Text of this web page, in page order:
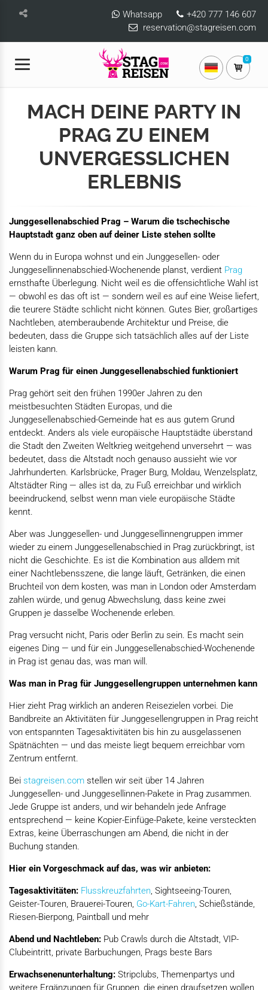
Whatsapp
+420 777 146 607
reservation@stagreisen.com
0
MACH DEINE PARTY IN
PRAG ZU EINEM
UNVERGESSLICHEN
ERLEBNIS
Junggesellenabschied Prag – Warum die tschechische
Hauptstadt ganz oben auf deiner Liste stehen sollte
Wenn du in Europa wohnst und ein Junggesellen- oder
Junggesellinnenabschied-Wochenende planst, verdient Prag
ernsthafte Überlegung. Nicht weil es die offensichtliche Wahl ist
— obwohl es das oft ist — sondern weil es auf eine Weise liefert,
die teurere Städte schlicht nicht können. Gutes Bier, großartiges
Nachtleben, atemberaubende Architektur und Preise, die
bedeuten, dass die Gruppe sich tatsächlich alles auf der Liste
leisten kann.
Warum Prag für einen Junggesellenabschied funktioniert
Prag gehört seit den frühen 1990er Jahren zu den
meistbesuchten Städten Europas, und die
Junggesellenabschied-Gemeinde hat es aus gutem Grund
entdeckt. Anders als viele europäische Hauptstädte überstand
die Stadt den Zweiten Weltkrieg weitgehend unversehrt — was
bedeutet, dass die Altstadt noch genauso aussieht wie vor
Jahrhunderten. Karlsbrücke, Prager Burg, Moldau, Wenzelsplatz,
Altstädter Ring — alles ist da, zu Fuß erreichbar und wirklich
beeindruckend, selbst wenn man viele europäische Städte
kennt.
Aber was Junggesellen- und Junggesellinnengruppen immer
wieder zu einem Junggesellenabschied in Prag zurückbringt, ist
nicht die Geschichte. Es ist die Kombination aus alldem mit
einer Nachtlebensszene, die lange läuft, Getränken, die einen
Bruchteil von dem kosten, was man in London oder Amsterdam
zahlen würde, und genug Abwechslung, dass keine zwei
Gruppen je dasselbe Wochenende erleben.
Prag versucht nicht, Paris oder Berlin zu sein. Es macht sein
eigenes Ding — und für ein Junggesellenabschied-Wochenende
in Prag ist genau das, was man will.
Was man in Prag für Junggesellengruppen unternehmen kann
Hier zieht Prag wirklich an anderen Reisezielen vorbei. Die
Bandbreite an Aktivitäten für Junggesellengruppen in Prag reicht
von entspannten Tagesaktivitäten bis hin zu ausgelassenen
Spätnächten — und das meiste liegt bequem erreichbar vom
Zentrum entfernt.
Bei stagreisen.com stellen wir seit über 14 Jahren
Junggesellen- und Junggesellinnen-Pakete in Prag zusammen.
Jede Gruppe ist anders, und wir behandeln jede Anfrage
entsprechend — keine Kopier-Einfüge-Pakete, keine versteckten
Extras, keine Überraschungen am Abend, die nicht in der
Buchung standen.
Hier ein Vorgeschmack auf das, was wir anbieten:
Tagesaktivitäten: Flusskreuzfahrten, Sightseeing-Touren,
Geister-Touren, Brauerei-Touren, Go-Kart-Fahren, Schießstände,
Riesen-Bierpong, Paintball und mehr
Abend und Nachtleben: Pub Crawls durch die Altstadt, VIP-
Clubeintritt, private Barbuchungen, Prags beste Bars
Erwachsenenunterhaltung: Stripclubs, Themenpartys und
weitere Ergänzungen für Gruppen, die einen draufsetzen wollen